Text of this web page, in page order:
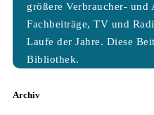
größere Verbraucher-
Fachbeiträge, TV und
Laufe der Jahre. Diese
Bibliothek.
Archiv